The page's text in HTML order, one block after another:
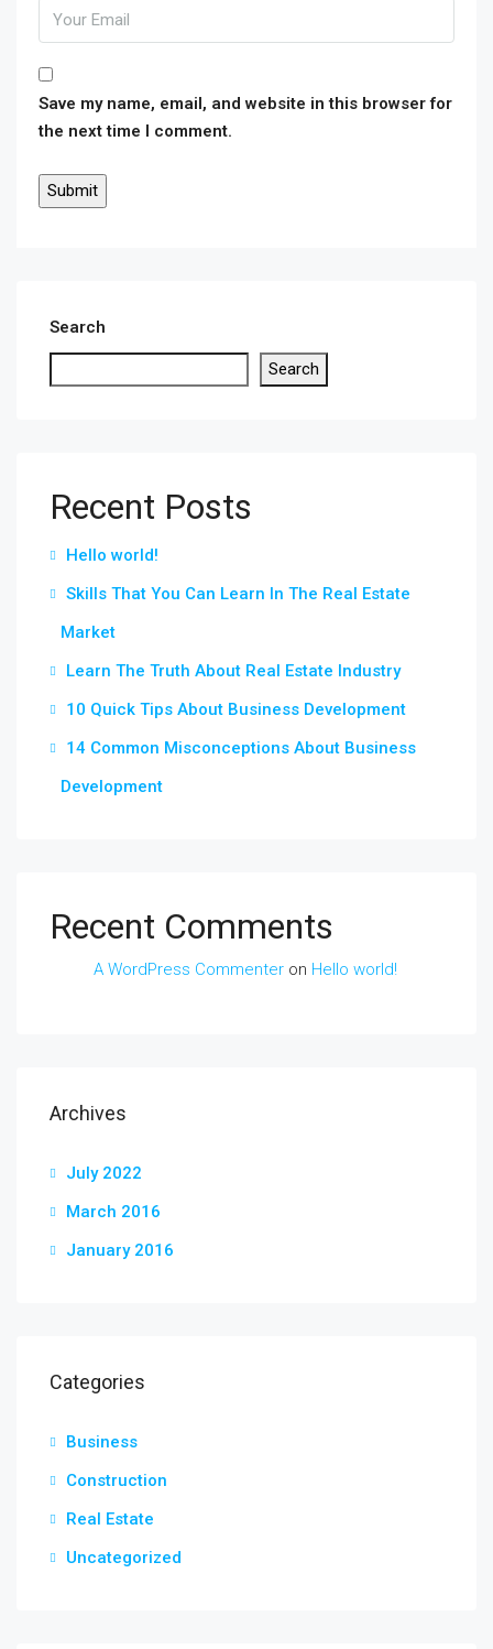
Save my name, email, and website in this browser for
the next time I comment.
Search
Search
Recent Posts
Hello world!
Skills That You Can Learn In The Real Estate
Market
Learn The Truth About Real Estate Industry
10 Quick Tips About Business Development
14 Common Misconceptions About Business
Development
Recent Comments
A WordPress Commenter on Hello world!
Archives
July 2022
March 2016
January 2016
Categories
Business
Construction
Real Estate
Uncategorized